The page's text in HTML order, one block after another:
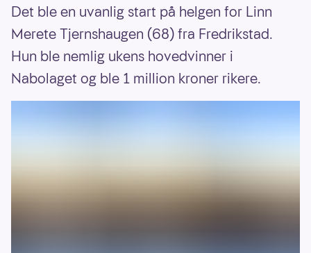
Det ble en uvanlig start på helgen for Linn
Merete Tjernshaugen (68) fra Fredrikstad.
Hun ble nemlig ukens hovedvinner i
Nabolaget og ble 1 million kroner rikere.